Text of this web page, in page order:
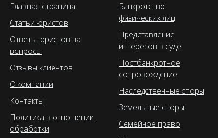
Главная страница
Статьи юристов
Ответы юристов на
вопросы
Отзывы клиентов
О компании
Контакты
Политика в отношении
обработки
Банкротство
физических лиц
Представление
интересов в суде
Постбанкротное
сопровождение
Наследственные споры
Земельные споры
Семейное право